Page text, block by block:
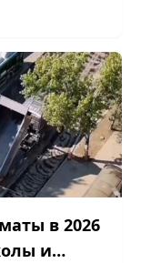
в 2026
и